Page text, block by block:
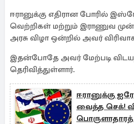
ஈரானுக்கு எதிரான போரில்
வெற்றிகள் மற்றும் இராணுவ
அரசு விழா ஒன்றில் அவர்
இதன்போதே அவர் மேற்படி
தெரிவித்துள்ளார்.
ஈரானுக்கு
வைத்த செக்!